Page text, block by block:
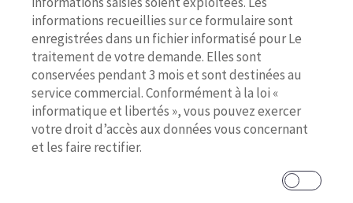
informations recueillies sur ce formulaire sont
enregistrées dans un fichier informatisé pour Le
traitement de votre demande. Elles sont
conservées pendant 3 mois et sont destinées au
service commercial. Conformément à la loi «
informatique et libertés », vous pouvez exercer
votre droit d’accès aux données vous concernant
et les faire rectifier.